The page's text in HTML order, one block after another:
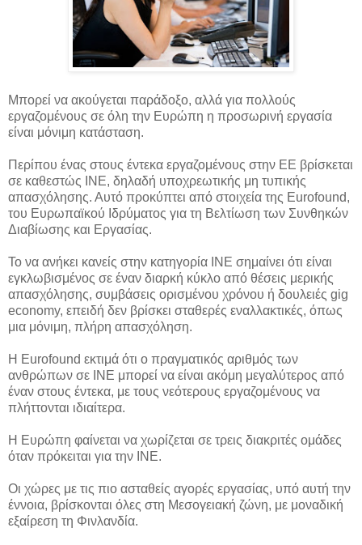
Μπορεί να ακούγεται παράδοξο, αλλά για πολλούς
εργαζομένους σε όλη την Ευρώπη η προσωρινή εργασία
είναι μόνιμη κατάσταση.
Περίπου ένας στους έντεκα εργαζομένους στην ΕΕ βρίσκεται
σε καθεστώς INE, δηλαδή υποχρεωτικής μη τυπικής
απασχόλησης. Αυτό προκύπτει από στοιχεία της Eurofound,
του Ευρωπαϊκού Ιδρύματος για τη Βελτίωση των Συνθηκών
Διαβίωσης και Εργασίας.
Το να ανήκει κανείς στην κατηγορία INE σημαίνει ότι είναι
εγκλωβισμένος σε έναν διαρκή κύκλο από θέσεις μερικής
απασχόλησης, συμβάσεις ορισμένου χρόνου ή δουλειές gig
economy, επειδή δεν βρίσκει σταθερές εναλλακτικές, όπως
μια μόνιμη, πλήρη απασχόληση.
Η Eurofound εκτιμά ότι ο πραγματικός αριθμός των
ανθρώπων σε INE μπορεί να είναι ακόμη μεγαλύτερος από
έναν στους έντεκα, με τους νεότερους εργαζομένους να
πλήττονται ιδιαίτερα.
Η Ευρώπη φαίνεται να χωρίζεται σε τρεις διακριτές ομάδες
όταν πρόκειται για την INE.
Οι χώρες με τις πιο ασταθείς αγορές εργασίας, υπό αυτή την
έννοια, βρίσκονται όλες στη Μεσογειακή ζώνη, με μοναδική
εξαίρεση τη Φινλανδία.